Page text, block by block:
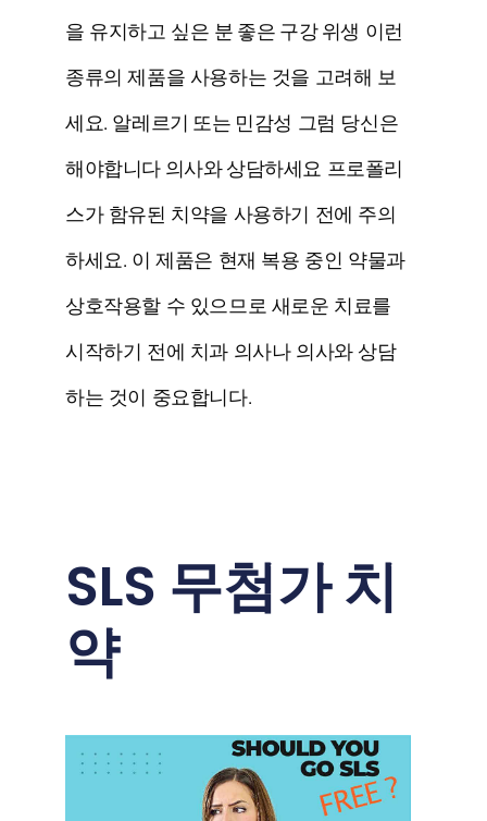
을 유지하고 싶은 분 좋은 구강 위생 이런
종류의 제품을 사용하는 것을 고려해 보
세요. 알레르기 또는 민감성 그럼 당신은
해야합니다 의사와 상담하세요 프로폴리
스가 함유된 치약을 사용하기 전에 주의
하세요. 이 제품은 현재 복용 중인 약물과
상호작용할 수 있으므로 새로운 치료를
시작하기 전에 치과 의사나 의사와 상담
하는 것이 중요합니다.
SLS 무첨가 치
약